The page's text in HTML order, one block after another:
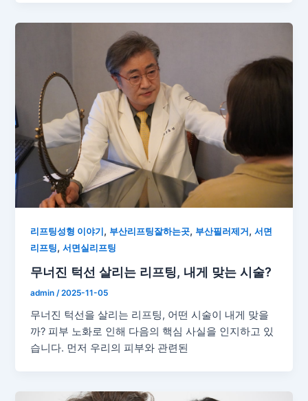
리프팅성형 이야기 , 부산리프팅잘하는곳, 부산필러제거 ,서면
리프팅,서면실리프팅
무너진 턱선 살리는 리프팅, 내게 맞는 시술?
admin /2025-11-05
무너진 턱선을 살리는 리프팅, 어떤 시술이 내게 맞을
까? 피부 노화로 인해 다음의 핵심 사실을 인지하고 있
습니다. 먼저 우리의 피부와 관련된